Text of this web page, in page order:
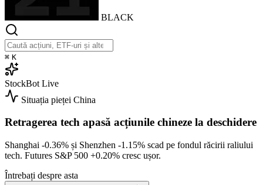
BLACK
⌘ K
StockBot Live
Situația pieței China
Retragerea tech apasă acțiunile chineze la deschidere
Shanghai -0.36% și Shenzhen -1.15% scad pe fondul răcirii raliului
tech. Futures S&P 500 +0.20% cresc ușor.
Întrebați despre asta